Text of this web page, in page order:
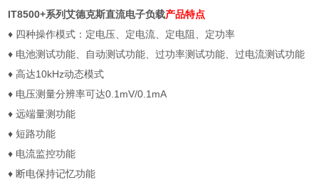
IT8500+系列艾德克斯直流电子负载产品特点
♦ 四种操作模式：定电压、定电流、定电阻、定功率
♦ 电池测试功能、自动测试功能、过功率测试功能、过电流测试功能
♦ 高达10kHz动态模式
♦ 电压测量分辨率可达0.1mV/0.1mA
♦ 远端量测功能
♦ 短路功能
♦ 电流监控功能
♦ 断电保持记忆功能